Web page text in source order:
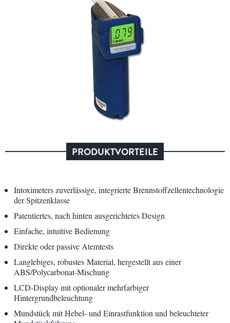
PRODUKTVORTEILE
Intoximeters zuverlässige, integrierte Brennstoffzellentechnologie
der Spitzenklasse
Patentiertes, nach hinten ausgerichtetes Design
Einfache, intuitive Bedienung
Direkte oder passive Atemtests
Langlebiges, robustes Material, hergestellt aus einer
ABS/Polycarbonat-Mischung
LCD-Display mit optionaler mehrfarbiger
Hintergrundbeleuchtung
Mundstück mit Hebel- und Einrastfunktion und beleuchteter